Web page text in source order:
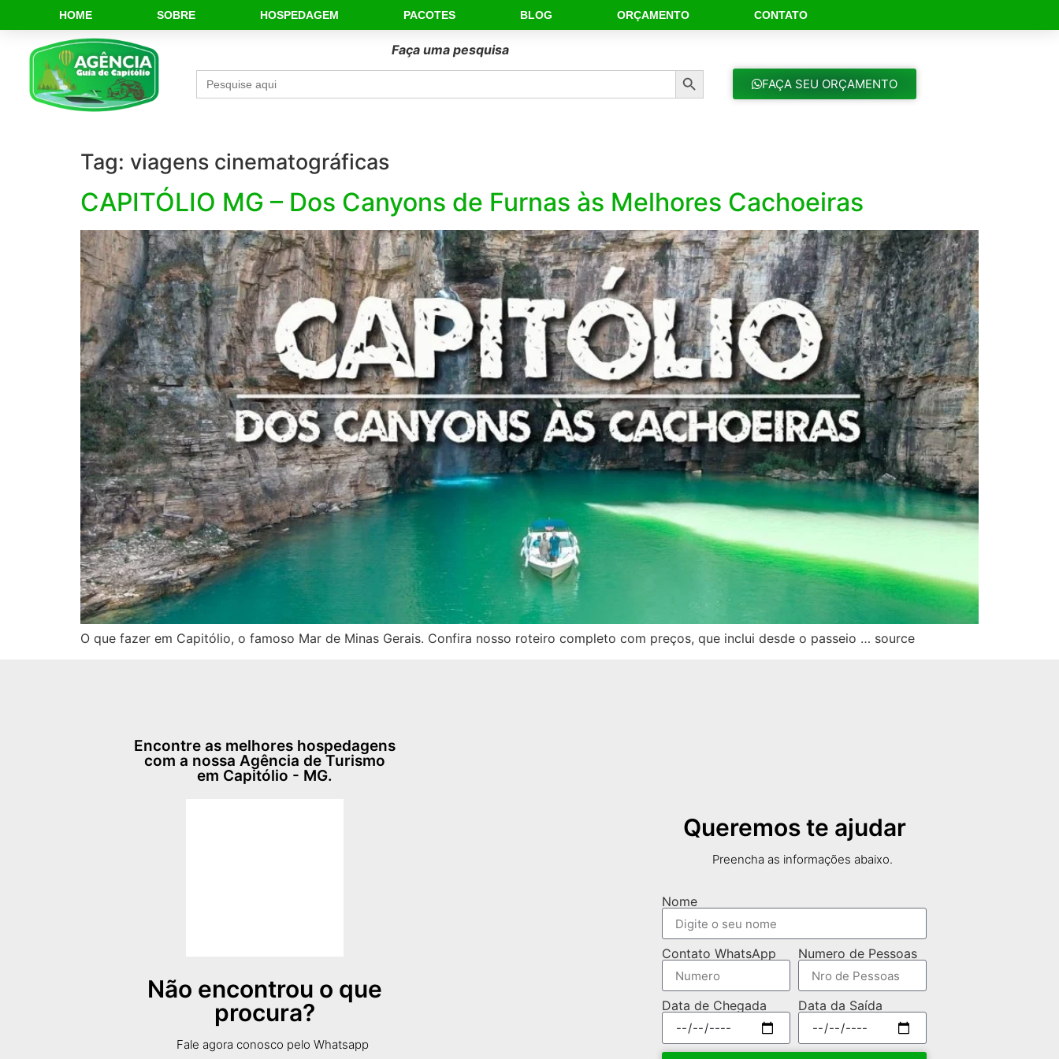
HOME SOBRE HOSPEDAGEM PACOTES BLOG ORÇAMENTO CONTATO
Faça uma pesquisa
Search
for:
Search Button
FAÇA SEU ORÇAMENTO
Tag: viagens cinematográficas
CAPITÓLIO MG – Dos Canyons de Furnas às Melhores Cachoeiras
O que fazer em Capitólio, o famoso Mar de Minas Gerais. Confira nosso roteiro completo com preços, que inclui desde o passeio … source
Encontre as melhores hospedagens
com a nossa Agência de Turismo
em Capitólio - MG.
Não encontrou o que
procura?
Fale agora conosco pelo Whatsapp
Queremos te ajudar
Preencha as informações abaixo.
Nome
Contato WhatsApp Numero de Pessoas
Data de Chegada Data da Saída